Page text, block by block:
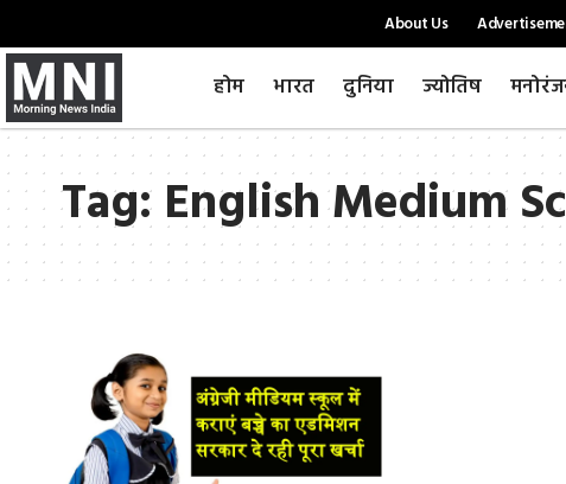
About Us
होम भारत दुनिया ज्योतिष
Tag: English Medium